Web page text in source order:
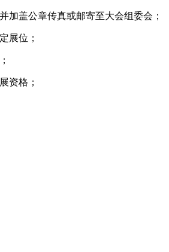
加盖公章传真或邮寄至大会组委会；
展位；
资格；